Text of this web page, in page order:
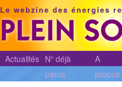
Le webzine des énergies
Actualités N° déjà
parus
A
propos